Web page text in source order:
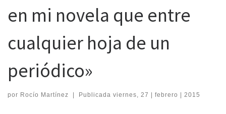
en mi novela que entre
cualquier hoja de un
periódico»
por Rocío Martínez | Publicada viernes, 27 | febrero | 2015